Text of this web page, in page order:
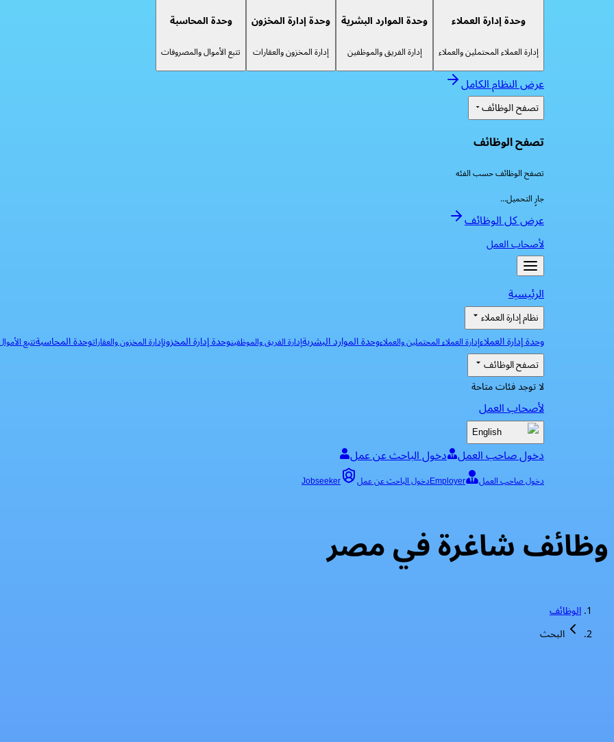
وحدة إدارة العملاء
إدارة العملاء المحتملين والعملاء
وحدة الموارد البشرية
إدارة الفريق والموظفين
وحدة إدارة المخزون
إدارة المخزون والعقارات
وحدة المحاسبة
تتبع الأموال والمصروفات
عرض النظام الكامل
تصفح الوظائف
تصفح الوظائف
تصفح الوظائف حسب الفئه
جارٍ التحميل...
عرض كل الوظائف
لأصحاب العمل
الرئيسية
نظام إدارة العملاء
وحدة إدارة العملاءإدارة العملاء المحتملين والعملاءوحدة الموارد البشريةإدارة الفريق والموظفينوحدة إدارة المخزونإدارة المخزون والعقاراتوحدة المحاسبةتتبع
تصفح الوظائف
لا توجد فئات متاحة
لأصحاب العمل
English
دخول صاحب العمل دخول الباحث عن عمل
دخول صاحب العمل Employerدخول الباحث عن عمل Jobseeker
وظائف شاغرة في مصر
الوظائف
البحث